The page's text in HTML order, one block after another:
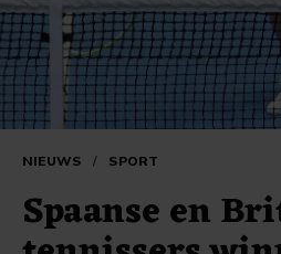
NIEUWS / SPORT
Spaanse en